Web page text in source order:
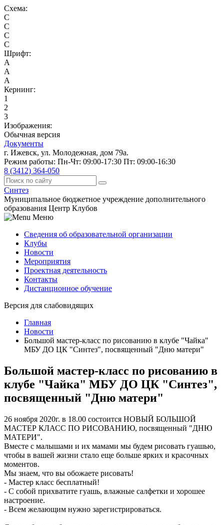
Схема:
C
C
C
C
Шрифт:
A
A
A
Кернинг:
1
2
3
Изображения:
Обычная версия
Документы
г. Ижевск, ул. Молодежная, дом 79а.
Режим работы: Пн-Чт: 09:00-17:30 Пт: 09:00-16:30
8 (3412) 364-050
Синтез
Муниципальное бюджетное учреждение дополнительного
образования Центр Клубов
Меню
Сведения об образовательной организации
Клубы
Новости
Мероприятия
Проектная деятельность
Контакты
Дистанционное обучение
Версия для слабовидящих
Главная
Новости
Большой мастер-класс по рисованию в клубе "Чайка"
МБУ ДО ЦК "Синтез", посвященный "Дню матери"
Большой мастер-класс по рисованию в
клубе "Чайка" МБУ ДО ЦК "Синтез",
посвященный "Дню матери"
26 ноября 2020г. в 18.00 состоится НОВЫЙ БОЛЬШОЙ
МАСТЕР КЛАСС ПО РИСОВАНИЮ, посвященный "ДНЮ
МАТЕРИ".
Вместе с малышами и их мамами мы будем рисовать гуашью,
чтобы в вашей жизни стало еще больше ярких и красочных
моментов.
Мы знаем, что вы обожаете рисовать!
- Мастер класс бесплатный!
- С собой прихватите гуашь, влажные салфетки и хорошее
настроение.
- Всем желающим нужно зарегистрироваться.